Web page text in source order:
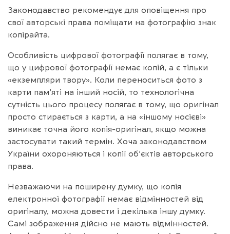
Законодавство рекомендує для оповіщення про
свої авторські права поміщати на фотографію знак
копірайта.
Особливість цифрової фотографії полягає в тому,
що у цифрової фотографії немає копій, а є тільки
«екземпляри твору». Коли переноситься фото з
карти пам’яті на інший носій, то технологічна
сутність цього процесу полягає в тому, що оригінал
просто стирається з карти, а на «іншому носієві»
виникає точна його копія-оригінал, якщо можна
застосувати такий термін. Хоча законодавством
України охороняються і копії об’єктів авторського
права.
Незважаючи на поширену думку, що копія
електронної фотографії немає відмінностей від
оригіналу, можна довести і декілька іншу думку.
Самі зображення дійсно не мають відмінностей.